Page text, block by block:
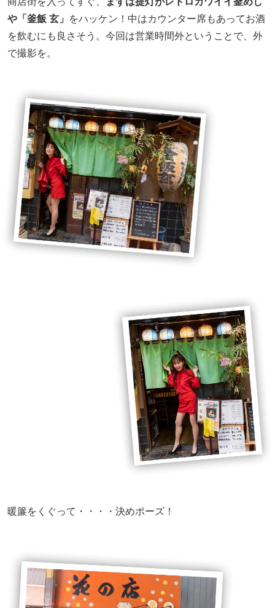
や「釜飯 玄」 をハッケン！中はカウンター席もあってお酒
を飲むにも良さそう。今回は営業時間外ということで、外
で撮影を。
暖簾をくぐって・・・・決めポーズ！